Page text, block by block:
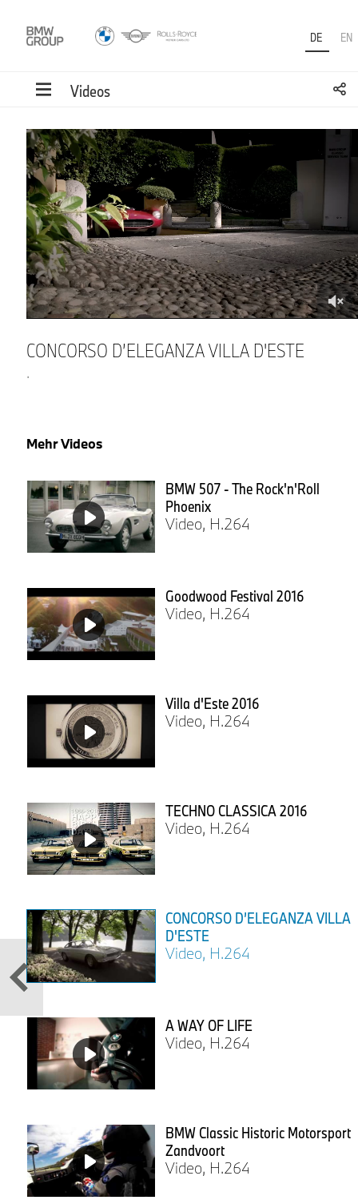
DE EN
Videos
0
of
3
minutes,
44
seconds
CONCORSO D’ELEGANZA VILLA D'ESTE
.
Mehr Videos
BMW 507 - The Rock'n'Roll
Phoenix
Video, H.264
Goodwood Festival 2016
Video, H.264
Villa d'Este 2016
Video, H.264
TECHNO CLASSICA 2016
Video, H.264
CONCORSO D’ELEGANZA VILLA
D'ESTE
Video, H.264
A WAY OF LIFE
Video, H.264
BMW Classic Historic Motorsport
Zandvoort
Video, H.264